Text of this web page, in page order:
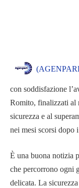
con soddisfazione
Romito, finalizzati al
sicurezza e al
nei mesi scorsi dopo
È una buona notizia
che percorrono ogni
delicata. La